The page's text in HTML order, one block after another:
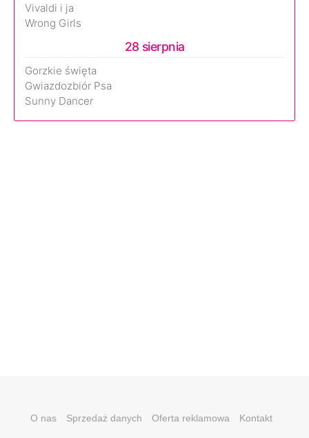
Vivaldi i ja
Wrong Girls
28 sierpnia
Gorzkie święta
Gwiazdozbiór Psa
Sunny Dancer
O nas Sprzedaż danych Oferta reklamowa Kontakt